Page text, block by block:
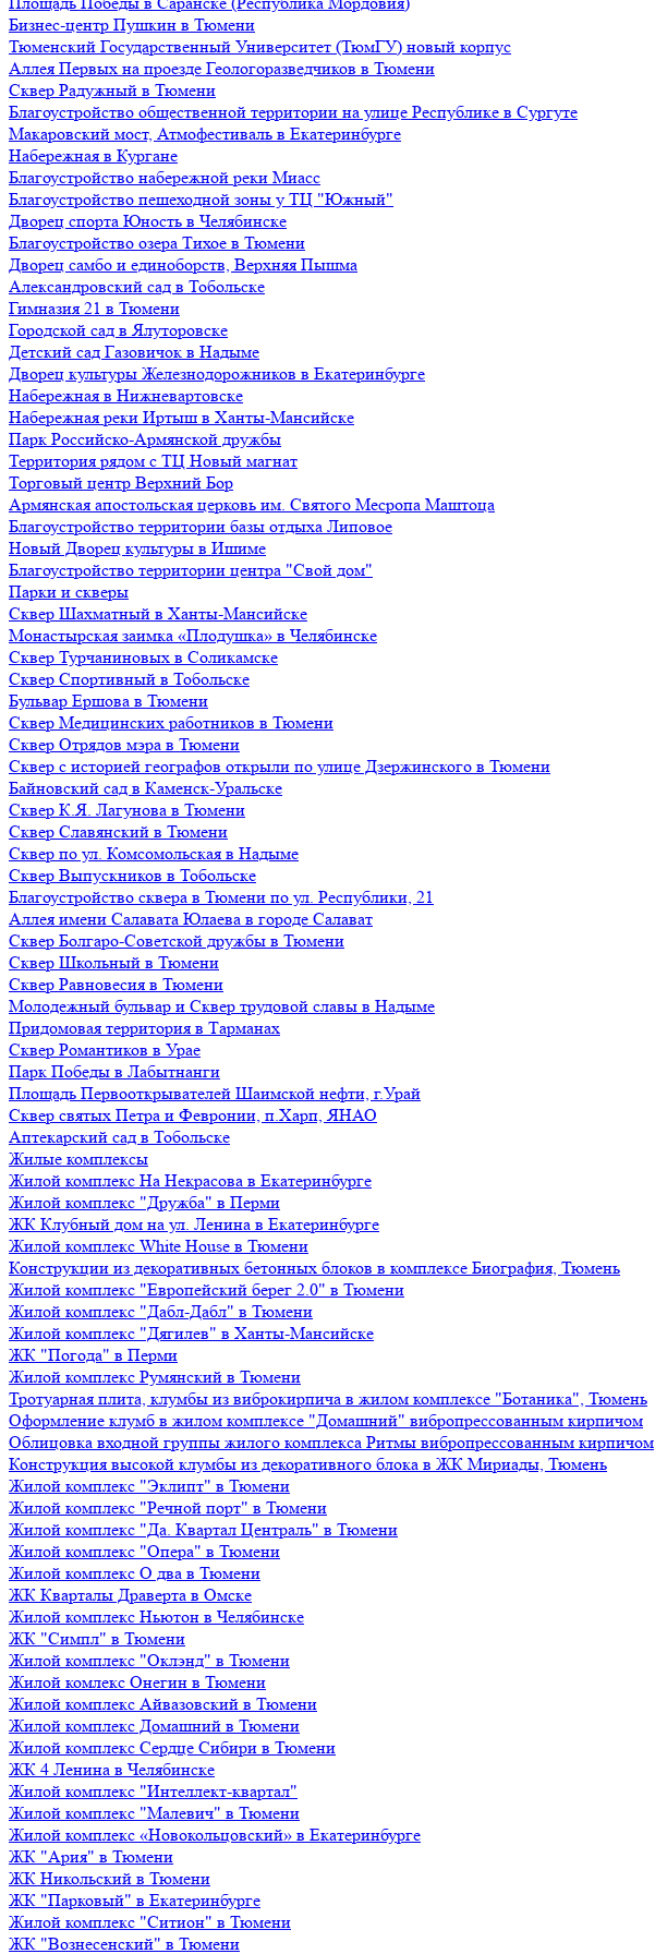
Бизнес-центр Пушкин в Тюмени
Тюменский Государственный Университет (ТюмГУ) новый корпус
Аллея Первых на проезде Геологоразведчиков в Тюмени
Сквер Радужный в Тюмени
Благоустройство общественной территории на улице Республике в Сургуте
Макаровский мост, Атмофестиваль в Екатеринбурге
Набережная в Кургане
Благоустройство набережной реки Миасс
Благоустройство пешеходной зоны у ТЦ "Южный"
Дворец спорта Юность в Челябинске
Благоустройство озера Тихое в Тюмени
Дворец самбо и единоборств, Верхняя Пышма
Александровский сад в Тобольске
Гимназия 21 в Тюмени
Городской сад в Ялуторовске
Детский сад Газовичок в Надыме
Дворец культуры Железнодорожников в Екатеринбурге
Набережная в Нижневартовске
Набережная реки Иртыш в Ханты-Мансийске
Парк Российско-Армянской дружбы
Территория рядом с ТЦ Новый магнат
Торговый центр Верхний Бор
Армянская апостольская церковь им. Святого Месропа Маштоца
Благоустройство территории базы отдыха Липовое
Нoвый Двoрeц культуры в Ишимe
Благоустройство территории центра "Свой дом"
Парки и скверы
Сквер Шахматный в Ханты-Мансийске
Монастырская заимка «Плодушка» в Челябинске
Сквер Турчаниновых в Соликамске
Сквер Спортивный в Тобольске
Бульвар Ершова в Тюмени
Сквер Медицинских работников в Тюмени
Сквер Отрядов мэра в Тюмени
Сквер с историей географов открыли по улице Дзержинского в Тюмени
Байновский сад в Каменск-Уральске
Сквер К.Я. Лагунова в Тюмени
Сквер Славянский в Тюмени
Сквер по ул. Комсомольская в Надыме
Сквер Выпускников в Тобольске
Благоустройство сквера в Тюмени по ул. Республики, 21
Аллея имени Салавата Юлаева в городе Салават
Сквер Болгаро-Советской дружбы в Тюмени
Сквер Школьный в Тюмени
Сквер Равновесия в Тюмени
Молодежный бульвар и Сквер трудовой славы в Надыме
Придомовая территория в Тарманах
Сквер Романтиков в Урае
Парк Победы в Лабытнанги
Площадь Первооткрывателей Шаимской нефти, г.Урай
Сквер святых Петра и Февронии, п.Харп, ЯНАО
Аптекарский сад в Тобольске
Жилые комплексы
Жилой комплекс На Некрасова в Екатеринбурге
Жилой комплекс "Дружба" в Перми
ЖК Клубный дом на ул. Ленина в Екатеринбурге
Жилой комплекс White House в Тюмени
Конструкции из декоративных бетонных блоков в комплексе Биография, Тюмень
Жилой комплекс "Европейский берег 2.0" в Тюмени
Жилой комплекс "Дабл-Дабл" в Тюмени
Жилой комплекс "Дягилев" в Ханты-Мансийске
ЖК "Погода" в Перми
Жилой комплекс Румянский в Тюмени
Тротуарная плита, клумбы из виброкирпича в жилом комплексе "Ботаника", Тюмень
Оформление клумб в жилом комплексе "Домашний" вибропрессованным кирпичом
Облицовка входной группы жилого комплекса Ритмы вибропрессованным кирпичом
Конструкция высокой клумбы из декоративного блока в ЖК Мириады, Тюмень
Жилой комплекс "Эклипт" в Тюмени
Жилой комплекс "Речной порт" в Тюмени
Жилой комплекс "Да. Квартал Централь" в Тюмени
Жилой комплекс "Опера" в Тюмени
Жилой комплекс О два в Тюмени
ЖК Кварталы Драверта в Омске
Жилой комплекс Ньютон в Челябинске
ЖК "Симпл" в Тюмени
Жилой комплекс "Оклэнд" в Тюмени
Жилой комлекс Онегин в Тюмени
Жилой комплекс Айвазовский в Тюмени
Жилой комплекс Домашний в Тюмени
Жилой комплекс Сердце Сибири в Тюмени
ЖК 4 Ленина в Челябинске
Жилой комплекс "Интеллект-квартал"
Жилой комплекс "Малевич" в Тюмени
Жилой комплекс «Новокольцовский» в Екатеринбурге
ЖК "Ария" в Тюмени
ЖК Никольский в Тюмени
ЖК "Парковый" в Екатеринбурге
Жилой комплекс "Ситион" в Тюмени
ЖК "Вознесенский" в Тюмени